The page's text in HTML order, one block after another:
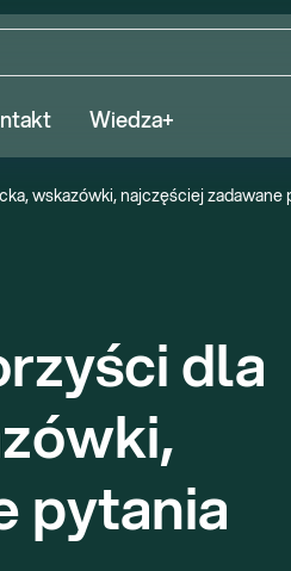
Wiedza+
wskazówki, najczęściej zadawane
dla
pytania